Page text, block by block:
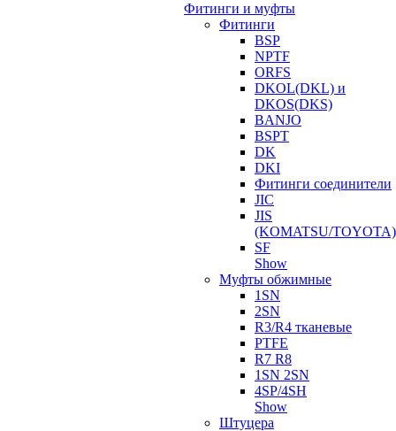
Фитинги и муфты
Фитинги
BSP
NPTF
ORFS
DKOL(DKL) и
DKOS(DKS)
BANJO
BSPT
DK
DKI
Фитинги соединители
JIC
JIS
(KOMATSU/TOYOTA)
SF
Show
Муфты обжимные
1SN
2SN
R3/R4 тканевые
PTFE
R7 R8
1SN 2SN
4SP/4SH
Show
Штуцера